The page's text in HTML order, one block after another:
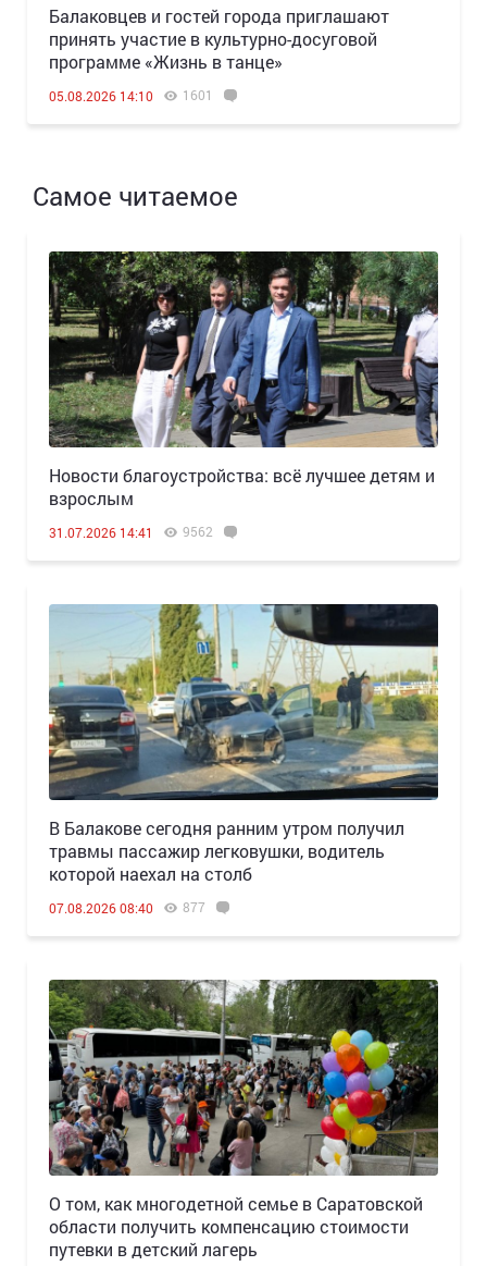
Балаковцев и гостей города приглашают
принять участие в культурно-досуговой
программе «Жизнь в танце»
05.08.2026 14:10 1601
Самое читаемое
Новости благоустройства: всё лучшее детям и
взрослым
31.07.2026 14:41 9562
В Балакове сегодня ранним утром получил
травмы пассажир легковушки, водитель
которой наехал на столб
07.08.2026 08:40 877
О том, как многодетной семье в Саратовской
области получить компенсацию стоимости
путевки в детский лагерь